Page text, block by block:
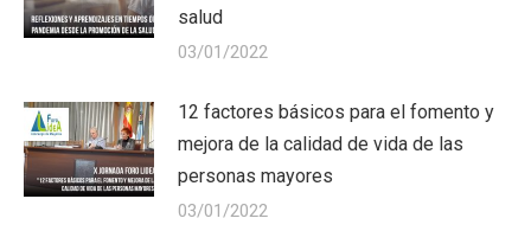
salud
03/01/2022
12 factores básicos para el fomento y
mejora de la calidad de vida de las
personas mayores
03/01/2022